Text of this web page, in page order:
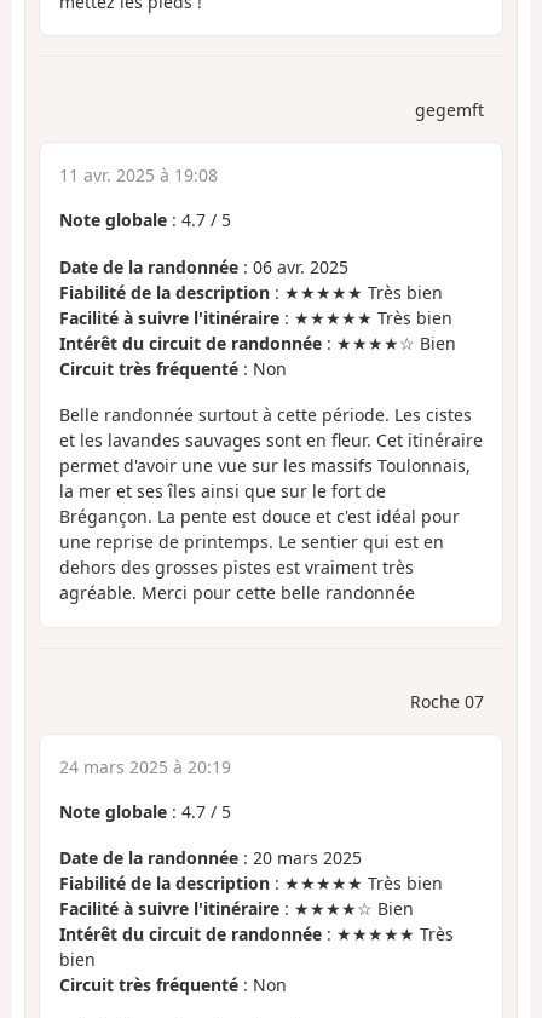
gegemft
11 avr. 2025 à 19:08
Note globale : 4.7 / 5
Date de la randonnée : 06 avr. 2025
Fiabilité de la description : ★★★★★ Très bien
Facilité à suivre l'itinéraire : ★★★★★ Très bien
Intérêt du circuit de randonnée : ★★★★☆ Bien
Circuit très fréquenté : Non
Belle randonnée surtout à cette période. Les cistes
et les lavandes sauvages sont en fleur. Cet itinéraire
permet d'avoir une vue sur les massifs Toulonnais,
la mer et ses îles ainsi que sur le fort de
Brégançon. La pente est douce et c'est idéal pour
une reprise de printemps. Le sentier qui est en
dehors des grosses pistes est vraiment très
agréable. Merci pour cette belle randonnée
Roche 07
24 mars 2025 à 20:19
Note globale : 4.7 / 5
Date de la randonnée : 20 mars 2025
Fiabilité de la description : ★★★★★ Très bien
Facilité à suivre l'itinéraire : ★★★★☆ Bien
Intérêt du circuit de randonnée : ★★★★★ Très
bien
Circuit très fréquenté : Non